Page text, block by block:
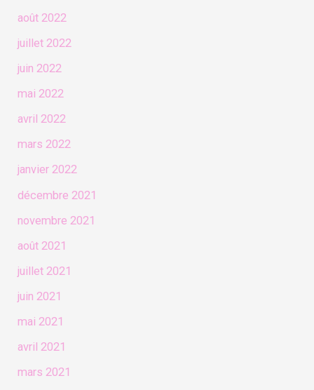
août 2022
juillet 2022
juin 2022
mai 2022
avril 2022
mars 2022
janvier 2022
décembre 2021
novembre 2021
août 2021
juillet 2021
juin 2021
mai 2021
avril 2021
mars 2021